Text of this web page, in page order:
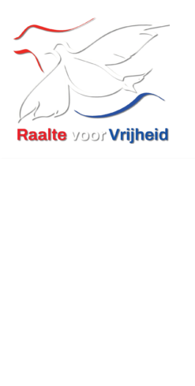
Ga
inhoud